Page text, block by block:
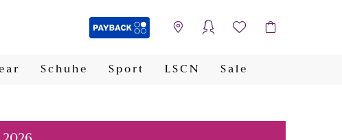
Schuhe Sport LSCN Sale